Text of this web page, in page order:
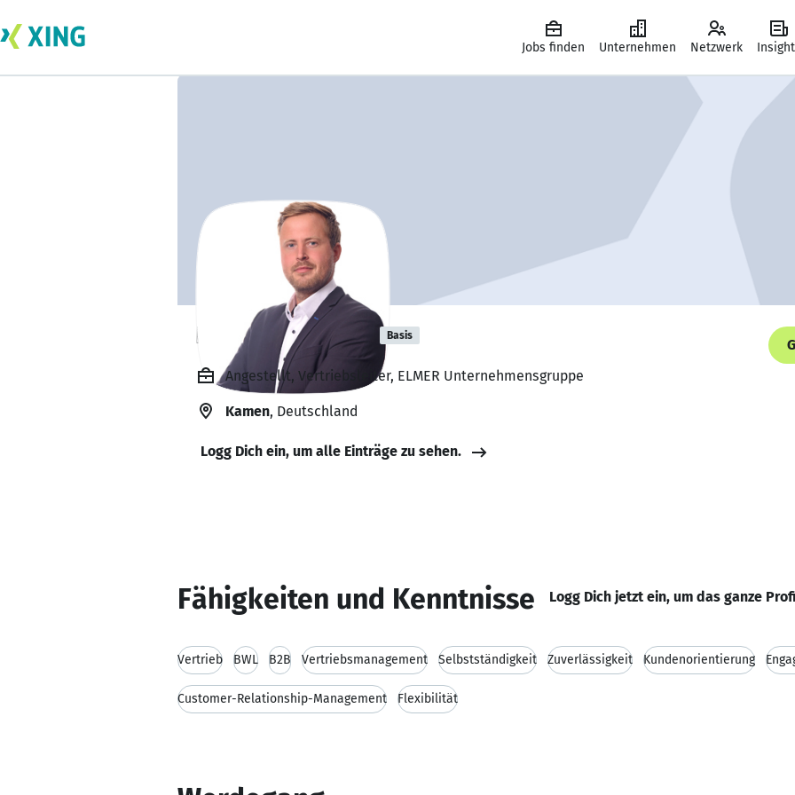
Jobs finden Unternehmen Netzwerk
Lukas Knobloch Basis
Angestellt, Vertriebsleiter, ELMER Unternehmensgruppe
Kamen, Deutschland
Logg Dich ein, um alle Einträge zu sehen.
Fähigkeiten und Kenntnisse Logg Dich jetzt ein, um das ganze
Vertrieb BWL B2B Vertriebsmanagement Selbstständigkeit Zuverlässigkeit Kundenorientierung
Customer-Relationship-Management Flexibilität